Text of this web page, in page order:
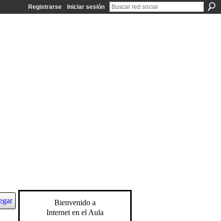
Registrarse Iniciar sesión
Bienvenido a
Internet en el Aula